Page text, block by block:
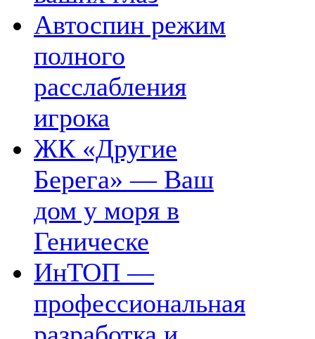
Автоспин режим
полного
расслабления
игрока
ЖК «Другие
Берега» — Ваш
дом у моря в
Геническе
ИнТОП —
профессиональная